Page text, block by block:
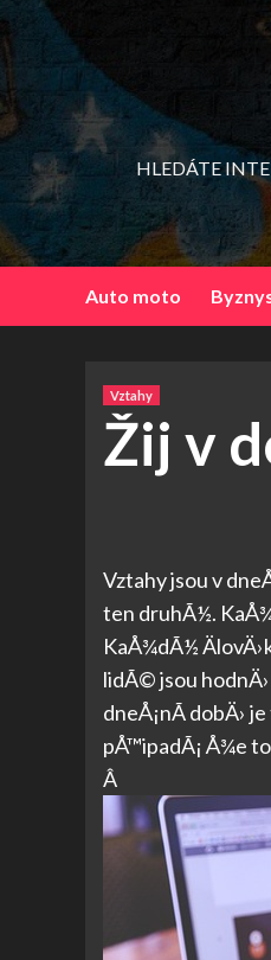
Skip
to
HLEDÁTE
Auto moto
Vztahy
Žij v
Vztahy jsou v
ten druhÃ½.
KaÅ¾dÃ½
lidÃ© jsou
dneÅ¡nÃ­ dobÄ›
pÅ™ipadÃ¡ Å¾e
Â